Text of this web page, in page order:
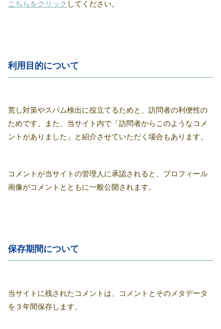
こちらをクリック してください。
利用目的について
荒し対策やスパム検出に役立てるためと、訪問者の利便性の
ためです。また、当サイト内で「訪問者からこのようなコメ
ントがありました」と紹介させていただく場合もあります。
コメントが当サイトの管理人に承認されると、プロフィール
画像がコメントとともに一般公開されます。
保存期間について
当サイトに残されたコメントは、コメントとそのメタデータ
を３年間保存します。